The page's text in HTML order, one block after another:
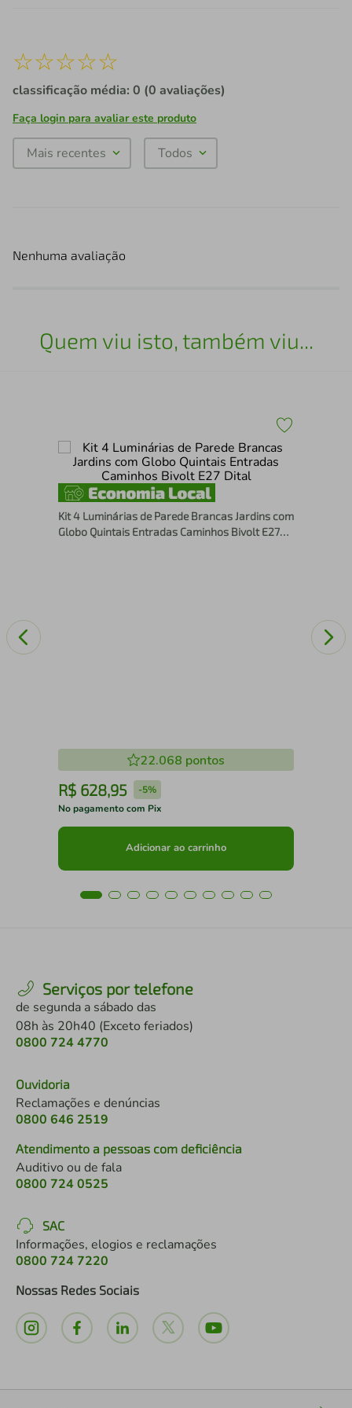
☆☆☆☆☆
classificação média: 0 (0 avaliações)
Faça login para avaliar este produto
Mais recentes Todos
Nenhuma avaliação
Quem viu isto, também viu...
Kit 4 Luminárias de Parede Brancas Jardins com
Globo Quintais Entradas Caminhos Bivolt E27
22.068 pontos
R$ 628,95 -5%
No pagamento com Pix
Adicionar ao carrinho
Serviços por telefone
de segunda a sábado das
08h às 20h40 (Exceto feriados)
0800 724 4770
Ouvidoria
Reclamações e denúncias
0800 646 2519
Atendimento a pessoas com deficiência
Auditivo ou de fala
0800 724 0525
SAC
Informações, elogios e reclamações
0800 724 7220
Nossas Redes Sociais